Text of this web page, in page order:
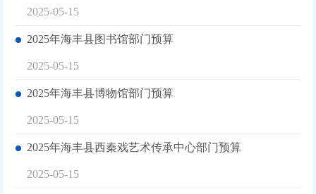
2025-05-15
2025年海丰县图书馆部门预算
2025-05-15
2025年海丰县博物馆部门预算
2025-05-15
2025年海丰县西秦戏艺术传承中心部门预算
2025-05-15